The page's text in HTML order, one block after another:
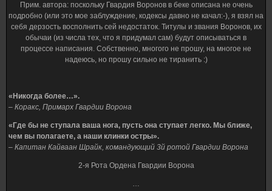
Прим. автора: поскольку Гвардия Воронов в беке описана не очень
подробно (или это мое заблуждение, кодексы давно не качал:-), я взял на
себя дерзость восполнить сей недостаток. Титулы и звания Воронов, их
обычаи (из числа тех, что я придумал сам) будут описываться в
процессе написания. Собственно, многого не прошу, на многое не
надеюсь, но прошу сильно не тиранить :)
«Никогда более…».
– Коракс, Примарх Гвардии Ворона
«Где бы не ступала ваша нога, пусть она ступает легко. Мы ближе,
чем вы полагаете, а наши клинки остры».
– Капитан Кайваан Шрайк, командующий 3й ротой Гвардии Ворона
2-я Рота Ордена Гвардии Ворона
…